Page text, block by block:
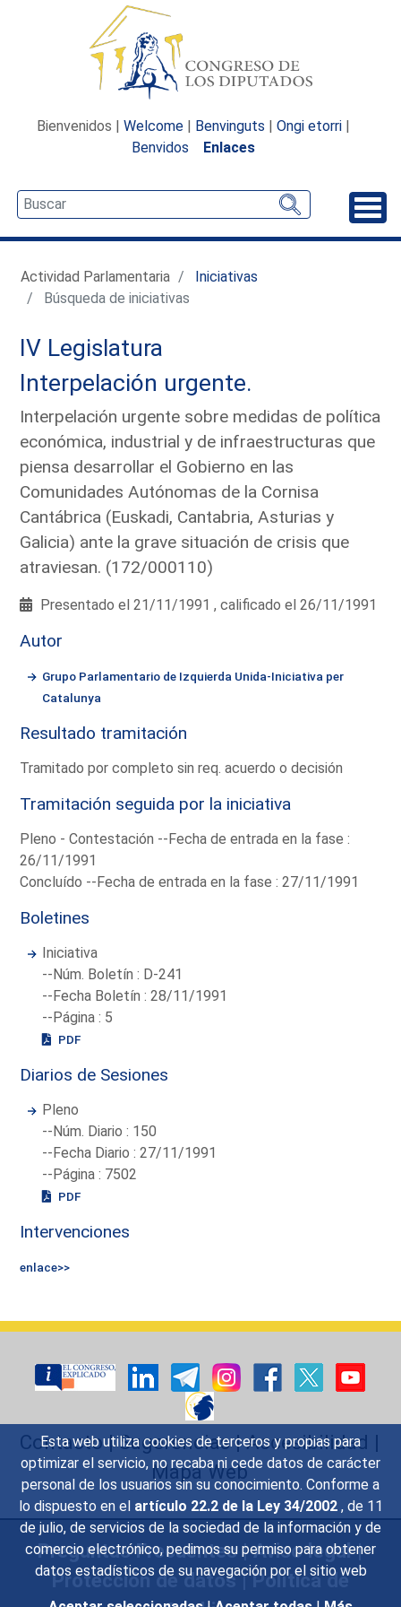
Esta web utiliza cookies de terceros y propias para
optimizar el servicio, no recaba ni cede datos de carácter
personal de los usuarios sin su conocimiento. Conforme a
lo dispuesto en el artículo 22.2 de la Ley 34/2002 , de 11
de julio, de servicios de la sociedad de la información y de
comercio electrónico, pedimos su permiso para obtener
datos estadísticos de su navegación por el sitio web
Bienvenidos | Welcome | Benvinguts | Ongi etorri |
Benvidos
Enlaces
Actividad Parlamentaria
Iniciativas
Búsqueda de iniciativas
IV Legislatura
Interpelación urgente.
Interpelación urgente sobre medidas de política
económica, industrial y de infraestructuras que
piensa desarrollar el Gobierno en las
Comunidades Autónomas de la Cornisa
Cantábrica (Euskadi, Cantabria, Asturias y
Galicia) ante la grave situación de crisis que
atraviesan. (172/000110)
Presentado el 21/11/1991 , calificado el 26/11/1991
Autor
Grupo Parlamentario de Izquierda Unida-Iniciativa per
Catalunya
Resultado tramitación
Tramitado por completo sin req. acuerdo o decisión
Tramitación seguida por la iniciativa
Pleno - Contestación --Fecha de entrada en la fase :
26/11/1991
Concluído --Fecha de entrada en la fase : 27/11/1991
Boletines
Iniciativa
--Núm. Boletín : D-241
--Fecha Boletín : 28/11/1991
--Página : 5
PDF
Diarios de Sesiones
Pleno
--Núm. Diario : 150
--Fecha Diario : 27/11/1991
--Página : 7502
PDF
Intervenciones
enlace>>
Contacto|Sugerencias|Accesibilidad |
Mapa Web
Preguntas Frecuentes|Aviso legal|
Protección de datos|Política de